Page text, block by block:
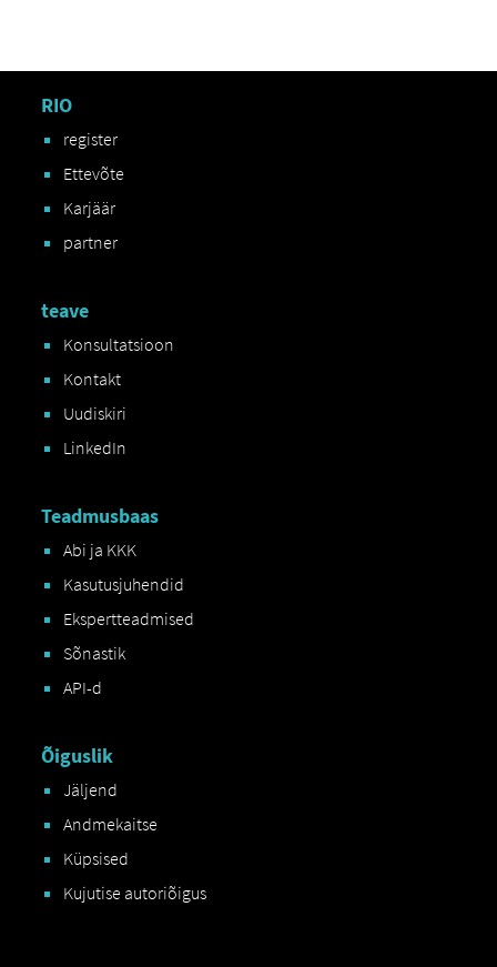
RIO
register
Ettevõte
Karjäär
partner
teave
Konsultatsioon
Kontakt
Uudiskiri
LinkedIn
Teadmusbaas
Abi ja KKK
Kasutusjuhendid
Ekspertteadmised
Sõnastik
API-d
Õiguslik
Jäljend
Andmekaitse
Küpsised
Kujutise autoriõigus